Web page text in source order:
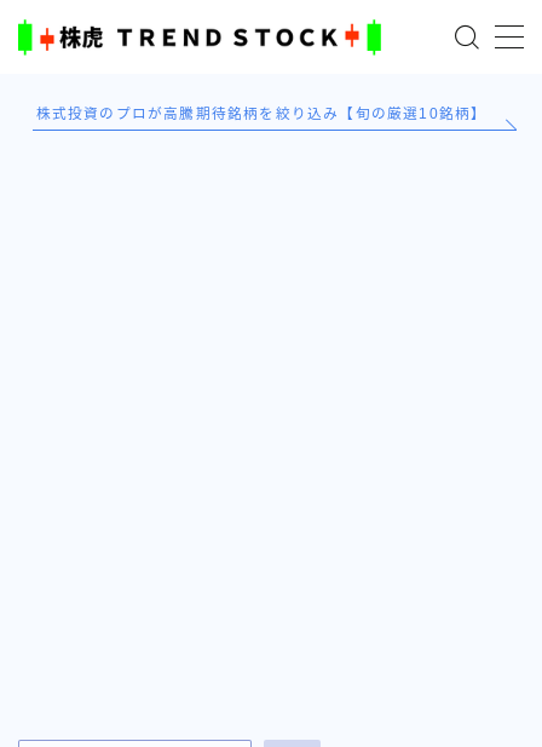
株式投資のプロが高騰期待銘柄を絞り込み【旬の厳選10銘柄】